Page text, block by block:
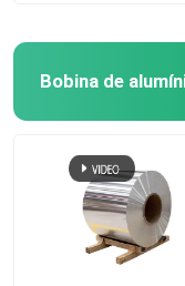
Vídeos
Quem Somos
Bobina de